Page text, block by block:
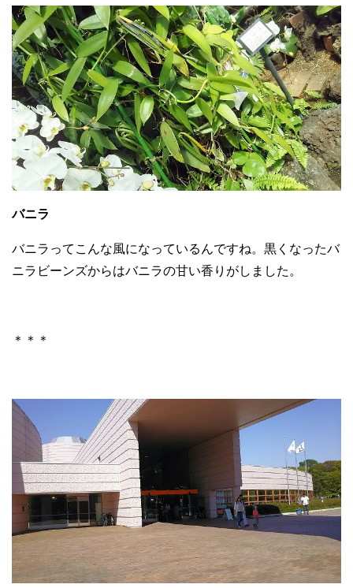
バニラ
バニラってこんな風になっているんですね。黒くなったバ
ニラビーンズからはバニラの甘い香りがしました。
＊＊＊